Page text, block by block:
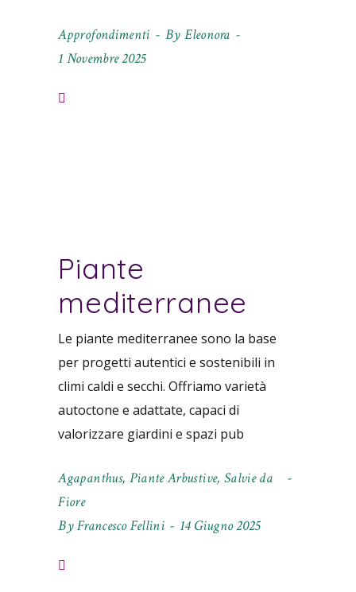
Approfondimenti By Eleonora
1 Novembre 2025
Piante
mediterranee
Le piante mediterranee sono la base
per progetti autentici e sostenibili in
climi caldi e secchi. Offriamo varietà
autoctone e adattate, capaci di
valorizzare giardini e spazi pub
Agapanthus, Piante Arbustive, Salvie da
Fiore
ByFrancesco Fellini 14 Giugno 2025